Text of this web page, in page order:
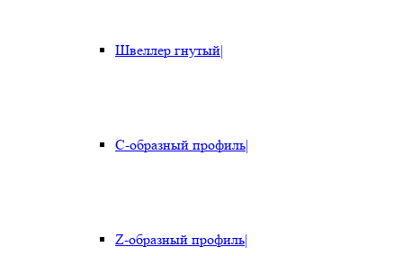
Швеллер гнутый|
С-образный профиль|
Z-образный профиль|